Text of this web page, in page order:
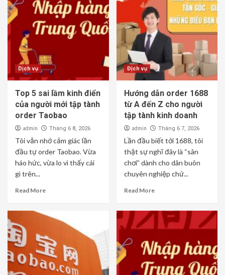
Dịch vụ
Top 5 sai lầm kinh điển
của người mới tập tành
order Taobao
admin Tháng 6 8, 2026
Tôi vẫn nhớ cảm giác lần
đầu tự order Taobao. Vừa
háo hức, vừa lo vì thấy cái
gì trên...
Read More
Dịch vụ
Hướng dẫn order 1688
từ A đến Z cho người
tập tành kinh doanh
admin Tháng 6 7, 2026
Lần đầu biết tới 1688, tôi
thật sự nghĩ đây là “sân
chơi” dành cho dân buôn
chuyên nghiệp chứ...
Read More